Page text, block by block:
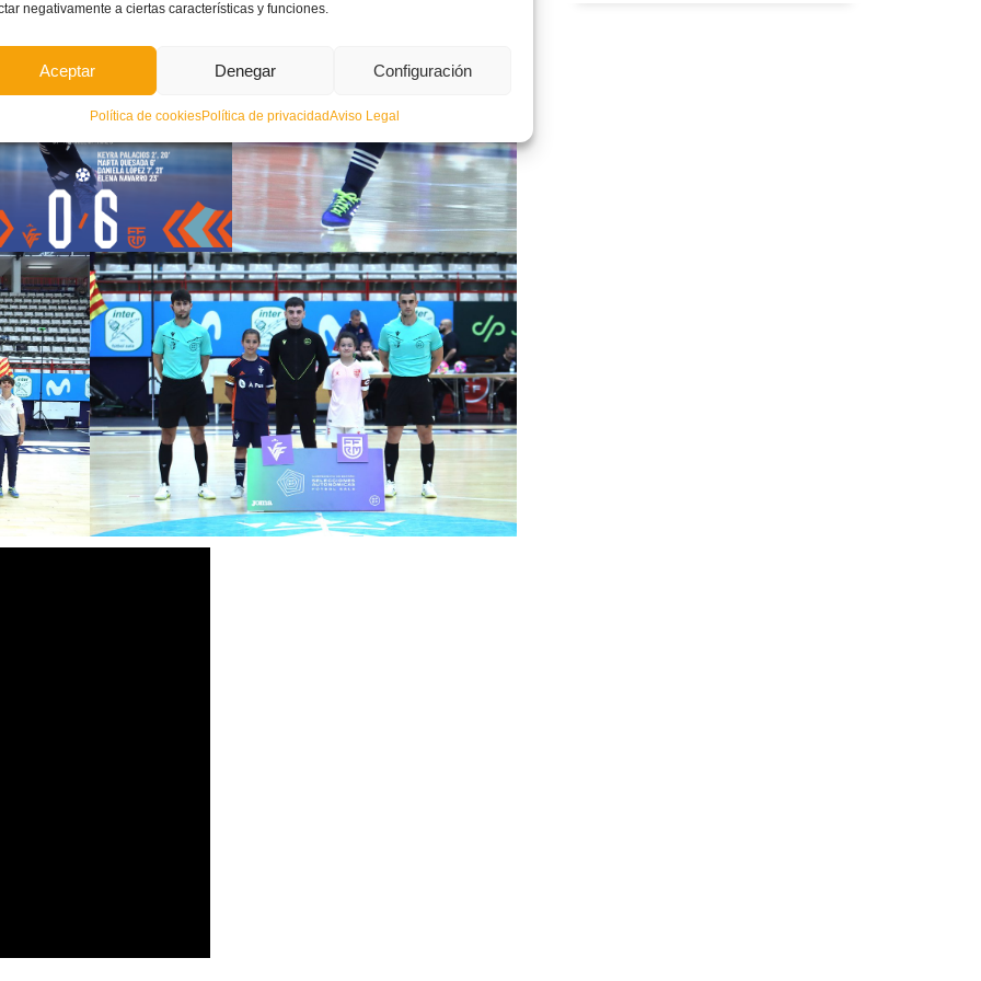
negativamente a ciertas características y funciones.
Aceptar Denegar Configuración
Política de cookiesPolítica de privacidadAviso Legal